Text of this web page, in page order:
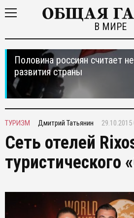
В МИРЕ
Половина россиян считает
развития страны
ТУРИЗМ Дмитрий Татьянин 29.10.2015
Сеть отелей
туристического